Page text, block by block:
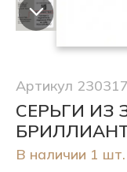
Артикул
СЕРЬГИ ИЗ
В наличии 1 шт.